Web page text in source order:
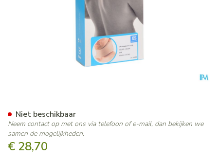
€ 28,70
Niet beschikbaar
Neem contact op met ons via telefoon of e-mail, dan bekijken we
samen de mogelijkheden.